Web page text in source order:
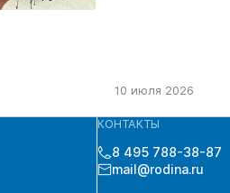
10 июля 2026
КОНТАКТЫ
8 495 788-38-87
mail@rodina.ru